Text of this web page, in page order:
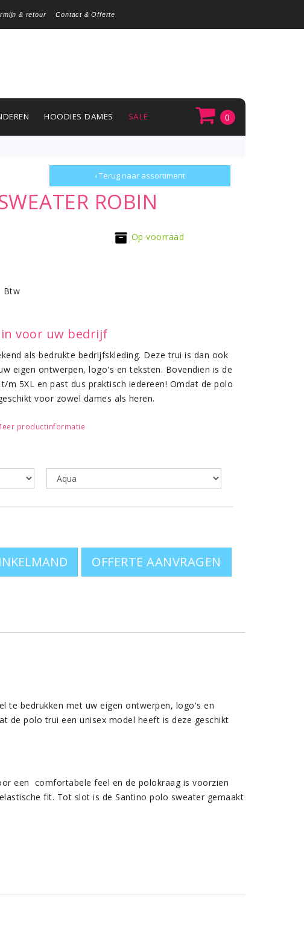
& retour Contact & Offerte
HOODIES DAMES SALE 0
‹ Terug naar assortiment
ROBIN
Btw
Op voorraad
voor uw bedrijf
als bedrukte bedrijfskleding. Deze trui is dan ook
eigen ontwerpen, logo's en teksten. Bovendien is de
m 5XL en past dus praktisch iedereen! Omdat de polo
voor zowel dames als heren.
van een uitstekende
m2 voelt de sweater zeer goed aan. De
feel en de polokraag is voorzien van een
de manchetten zijn gemaakt met elastaan voor een
polo sweater gemaakt van 50% katoen en 50%
(Maat 4XL - 5XL in beperkt aantal kleuren) (XXS
sweaters en truien om te bedrukken
productinformatie
OFFERTE AANVRAGEN
te bedrukken met uw eigen ontwerpen, logo's en
de polo trui een unisex model heeft is deze geschikt
een comfortabele feel en de polokraag is voorzien
fit. Tot slot is de Santino polo sweater gemaakt